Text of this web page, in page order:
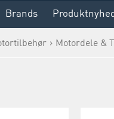
Brands
Motordele &